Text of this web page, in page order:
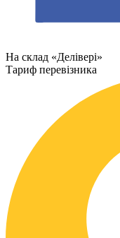
На склад «Делівері»
Тариф перевізника